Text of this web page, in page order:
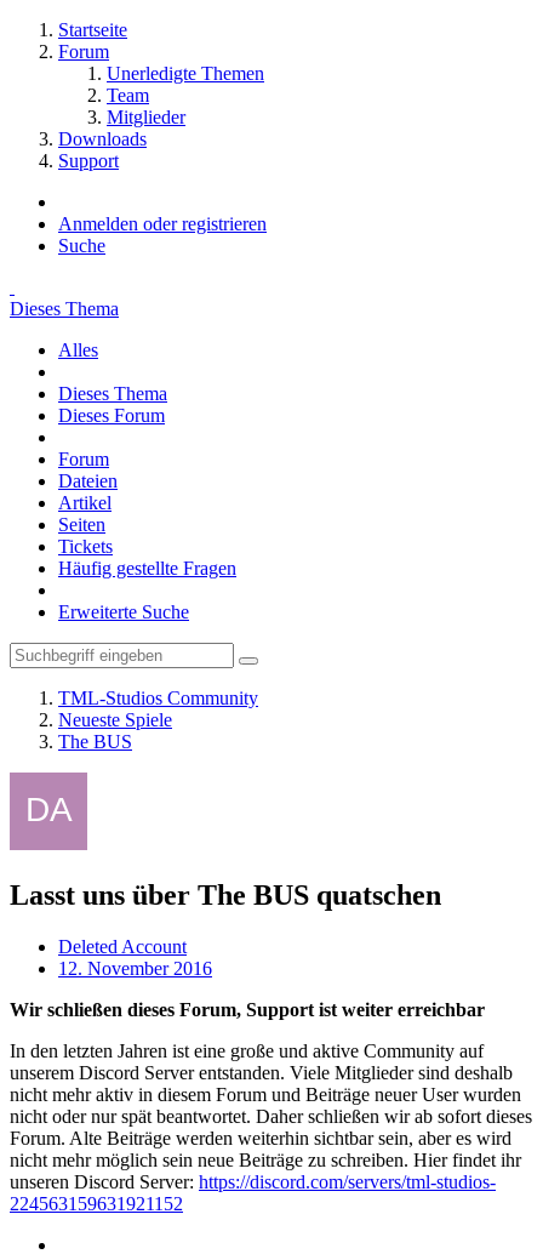
Startseite
Forum
Unerledigte Themen
Team
Mitglieder
Downloads
Support
Anmelden oder registrieren
Suche
Dieses Thema
Alles
Dieses Thema
Dieses Forum
Forum
Dateien
Artikel
Seiten
Tickets
Häufig gestellte Fragen
Erweiterte Suche
TML-Studios Community
Neueste Spiele
The BUS
Lasst uns über The BUS quatschen
Deleted Account
12. November 2016
Wir schließen dieses Forum, Support ist weiter erreichbar
In den letzten Jahren ist eine große und aktive Community auf
unserem Discord Server entstanden. Viele Mitglieder sind deshalb
nicht mehr aktiv in diesem Forum und Beiträge neuer User wurden
nicht oder nur spät beantwortet. Daher schließen wir ab sofort dieses
Forum. Alte Beiträge werden weiterhin sichtbar sein, aber es wird
nicht mehr möglich sein neue Beiträge zu schreiben. Hier findet ihr
unseren Discord Server: https://discord.com/servers/tml-studios-
224563159631921152